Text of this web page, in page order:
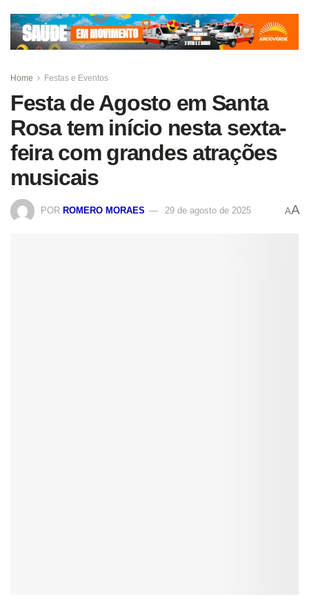
Home Festas e Eventos
Festa de Agosto em Santa
Rosa tem início nesta sexta-
feira com grandes atrações
musicais
POR ROMERO MORAES 29 de agosto de 2025 AA